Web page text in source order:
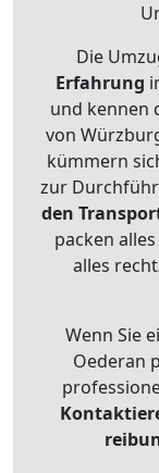
Die
Erfahrung
und kennen
von
kümmern
zur
den
packen
alles
Wenn Sie
Oederan